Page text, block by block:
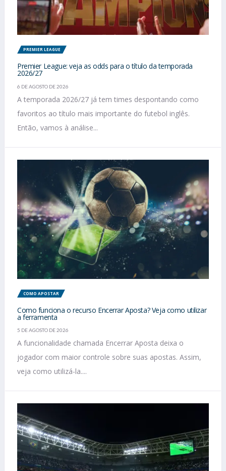
PREMIER LEAGUE
Premier League: veja as odds para o título da temporada
2026/27
6 DE AGOSTO DE 2026
A temporada 2026/27 já tem times despontando como
favoritos ao título mais importante do futebol inglês.
Então, vamos à análise...
COMO APOSTAR
Como funciona o recurso Encerrar Aposta? Veja como utilizar
a ferramenta
5 DE AGOSTO DE 2026
A funcionalidade chamada Encerrar Aposta deixa o
jogador com maior controle sobre suas apostas. Assim,
veja como utilizá-la....